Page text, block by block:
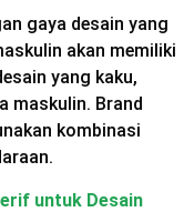
gaya desain yang
akan memiliki
yang kaku,
maskulin. Brand
kombinasi
untuk Desain